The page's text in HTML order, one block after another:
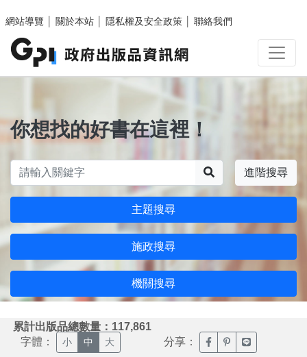
網站導覽
關於本站 隱私權及安全政策 聯絡我們
你想找的好書在這裡！
進階搜尋
主題搜尋
施政搜尋
機關搜尋
累計出版品總數量：117,861
字體： 小 中 大 分享： 臉書分享(另開新視窗)
噗浪分享(另開新
Line分享(另